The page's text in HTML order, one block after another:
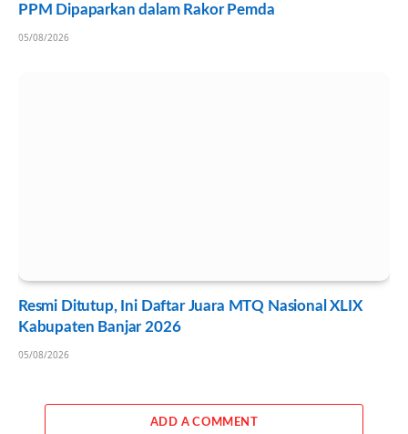
PPM Dipaparkan dalam Rakor Pemda
05/08/2026
Resmi Ditutup, Ini Daftar Juara MTQ Nasional XLIX
Kabupaten Banjar 2026
05/08/2026
ADD A COMMENT